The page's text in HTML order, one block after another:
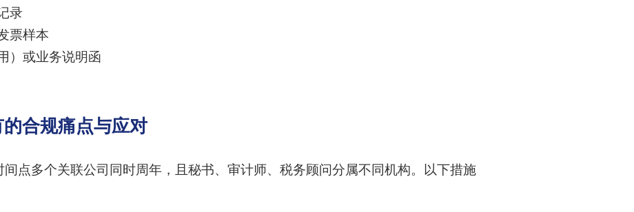
录
票样本
）或业务说明函
合规痛点与应对
点多个关联公司同时周年，且秘书、审计师、税务顾问分属不同机构。以下措施